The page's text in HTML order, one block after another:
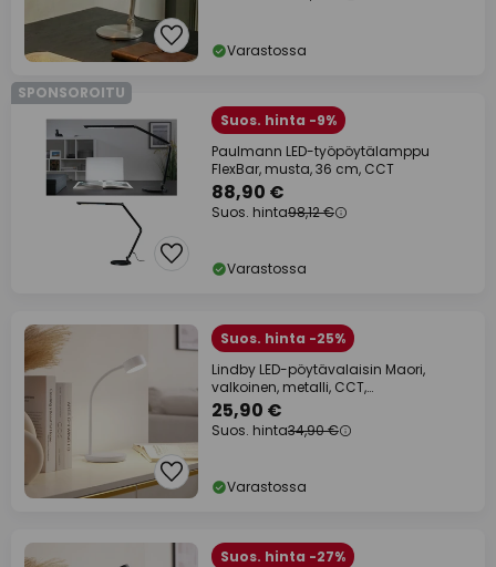
Varastossa
SPONSOROITU
Suos. hinta -9%
Paulmann LED-työpöytälamppu
FlexBar, musta, 36 cm, CCT
88,90 €
Suos. hinta98,12 €
Varastossa
Suos. hinta -25%
Lindby LED-pöytävalaisin Maori,
valkoinen, metalli, CCT,
himmennettävä
25,90 €
Suos. hinta34,90 €
Varastossa
Suos. hinta -27%